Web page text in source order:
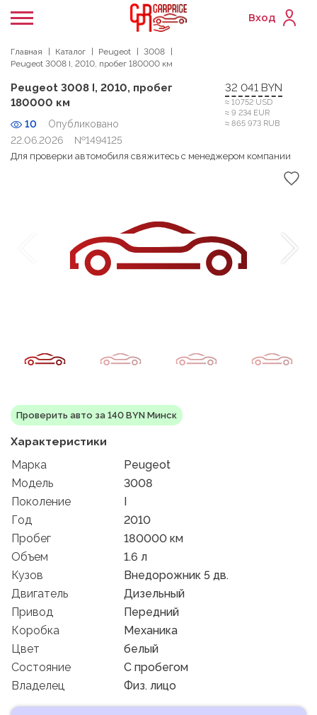
Вход
Главная Каталог Peugeot
3008
Peugeot 3008 I, 2010, пробег 180000 км
Peugeot 3008 I, 2010, пробег
180000 км
10
Опубликовано
22.06.2026
№1494125
32 041 BYN
≈ 10752 USD
≈ 9 234 EUR
≈ 865 973 RUB
Для проверки автомобиля свяжитесь с менеджером компании
Проверить авто за 140 BYN Минск
Характеристики
Марка
Peugeot
Модель
3008
Поколение
I
Год
2010
Пробег
180000 км
Объем
1.6 л
Кузов
Внедорожник 5 дв.
Двигатель
Дизельный
Привод
Передний
Коробка
Механика
Цвет
белый
Состояние
C пробегом
Владелец
Физ. лицо